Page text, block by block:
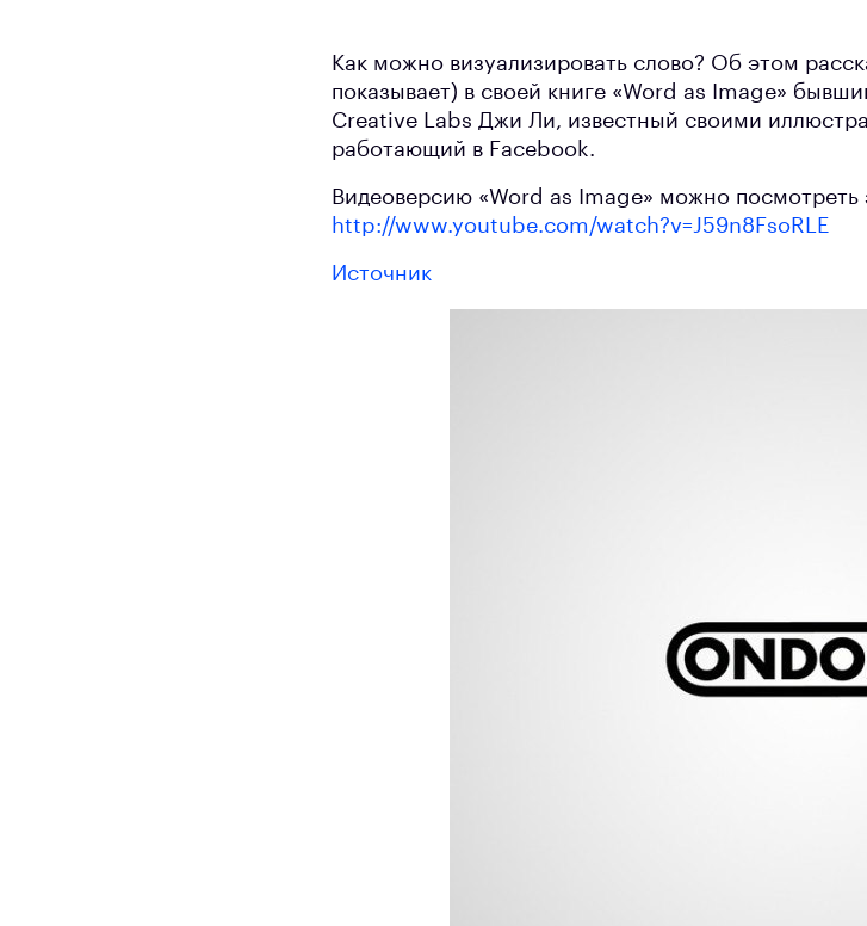
Как можно визуализировать слово? Об этом
показывает) в своей книге «Word as Image»
Creative Labs Джи Ли, известный своими
работающий в Facebook.
Видеоверсию «Word as Image» можно посмотреть
http://www.youtube.com/watch?v=J59n8FsoRLE
Источник